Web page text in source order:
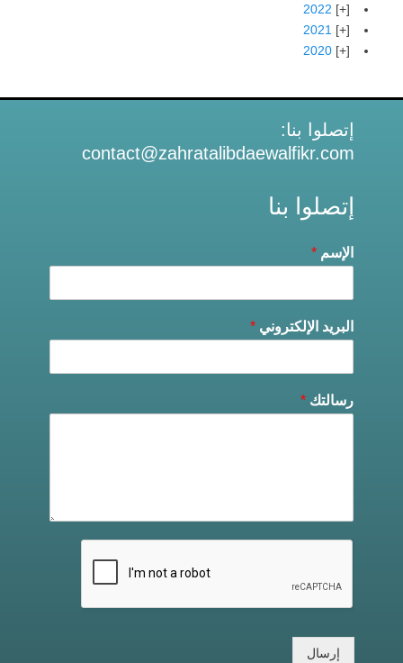
2022
2021
2020
إتصلوا بنا:
contact@zahratalibdaewalfikr.com
إتصلوا بنا
الإسم *
البريد الإلكتروني *
رسالتك *
إرسال